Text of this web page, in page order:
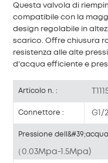
Questa valvola di
compatibile con la
design regolabile in
scarico. Offre chiusura
resistenza alle alte
d'acqua efficiente e
Articolo n. :
Connettore : G1/
Pressione
（0.03Mpa-1.5Mpa)